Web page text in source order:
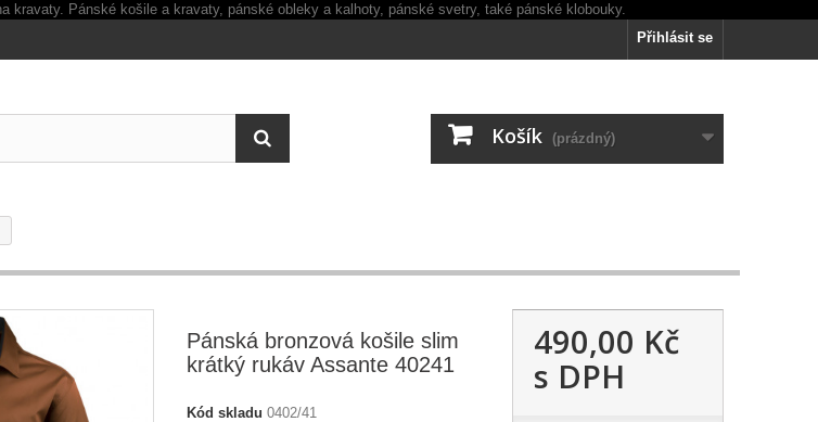
Přihlásit se
Košík (prázdný)
Pánská bronzová košile slim
krátký rukáv Assante 40241
Kód skladu 0402/41
490,00 Kč
s DPH